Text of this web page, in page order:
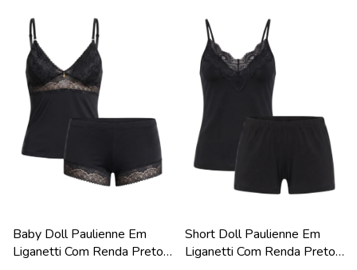
Baby Doll Paulienne Em
Liganetti Com Renda Preto
Short Doll Paulienne Em
Liganetti Com Renda Preto